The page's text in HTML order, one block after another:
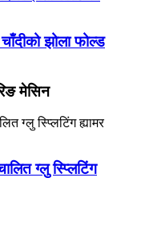
झोला फोल्ड
मेसिन
ग्लु स्प्लिटिंग